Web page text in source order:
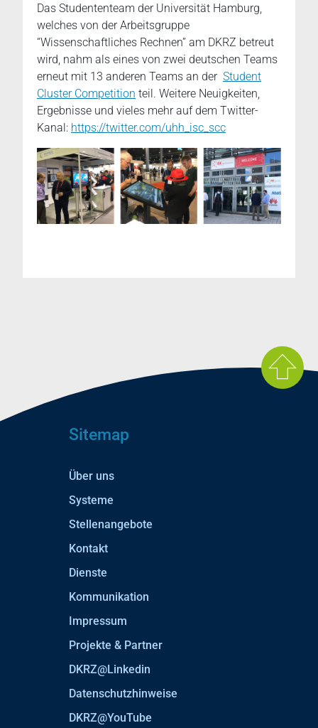
Das Studententeam der Universität Hamburg,
welches von der Arbeitsgruppe
“Wissenschaftliches Rechnen” am DKRZ betreut
wird, nahm als eines von zwei deutschen Teams
erneut mit 13 anderen Teams an der Student
Cluster Competition teil. Weitere Neuigkeiten,
Ergebnisse und vieles mehr auf dem Twitter-
Kanal: https://twitter.com/uhh_isc_scc
Sitemap
Über uns
Systeme
Stellenangebote
Kontakt
Dienste
Kommunikation
Impressum
Projekte & Partner
DKRZ@Linkedin
Datenschutzhinweise
DKRZ@YouTube